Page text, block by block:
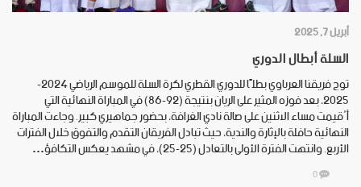
أبريل 7, 2025
السلة أبطال الدوري
توج فريقنا العرباوي بطلًا للدوري القطري لكرة السلة للموسم الرياضي 2024-
2025، بعد فوزه المثير على الريان بنتيجة (92-86) في المباراة النهائية التي
أُقيمت مساء الاثنين على صالة نادي الغرافة، بحضور جماهيري كبير. وجاءت المباراة
النهائية حافلة بالإثارة والندية، حيث تبادل الفريقان التقدم والتفوق خلال الفترات
الأربع. وانتهت الفترة الأولى بالتعادل (25-25)، في مشهد يعكس التكافؤ…
0